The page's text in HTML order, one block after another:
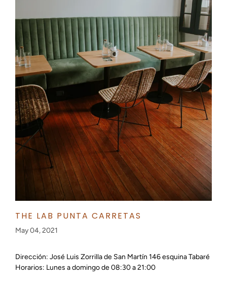
THE LAB PUNTA CARRETAS
May 04, 2021
Dirección: José Luis Zorrilla de San Martín 146 esquina Tabaré
Horarios: Lunes a domingo de 08:30 a 21:00